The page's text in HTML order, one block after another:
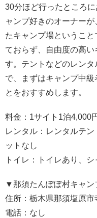
30分ほど行ったところ
ャンプ好きのオーナー
たキャンプ場というこ
ておらず、自由度の高
す。テントなどのレン
で、まずはキャンプ中
とをおすすめします。
料金：1サイト1泊4,000
レンタル：レンタルテ
ットなし
トイレ：トイレあり、シ
▼那須たんぽぽ村キャン
住所：栃木県那須塩原市
電話：なし